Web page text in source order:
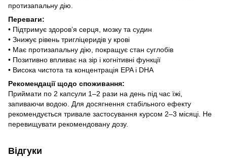
протизапальну дію.
Переваги:
• Підтримує здоров’я серця, мозку та судин
• Знижує рівень тригліцеридів у крові
• Має протизапальну дію, покращує стан суглобів
• Позитивно впливає на зір і когнітивні функції
• Висока чистота та концентрація EPA і DHA
Рекомендації щодо споживання:
Приймати по 2 капсули 1–2 рази на день під час їжі,
запиваючи водою. Для досягнення стабільного ефекту
рекомендується тривале застосування курсом 2–3 місяці. Не
перевищувати рекомендовану дозу.
Відгуки